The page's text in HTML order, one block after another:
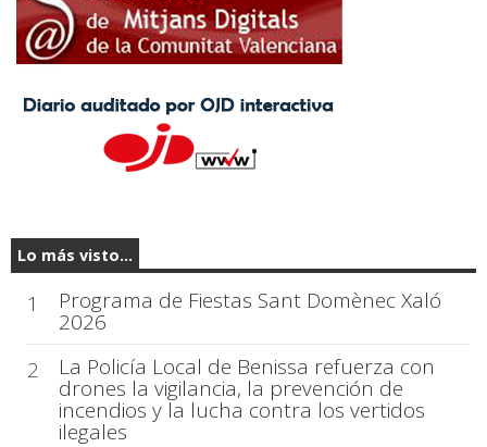
Lo más visto...
1 Programa de Fiestas Sant Domènec Xaló
2026
2
La Policía Local de Benissa refuerza con
drones la vigilancia, la prevención de
incendios y la lucha contra los vertidos
ilegales